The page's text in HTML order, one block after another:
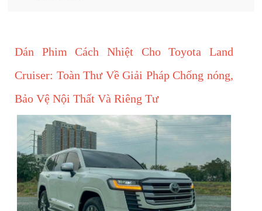
Dán Phim Cách Nhiệt Cho Toyota Land
Cruiser: Toàn Thư Về Giải Pháp Chống nóng,
Bảo Vệ Nội Thất Và Riêng Tư